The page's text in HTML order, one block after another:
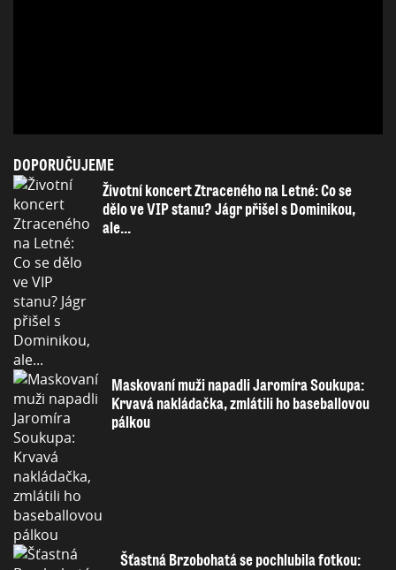
DOPORUČUJEME
Životní koncert Ztraceného na Letné: Co se
dělo ve VIP stanu? Jágr přišel s Dominikou,
ale...
Maskovaní muži napadli Jaromíra Soukupa:
Krvavá nakládačka, zmlátili ho baseballovou
pálkou
Šťastná Brzobohatá se pochlubila fotkou: